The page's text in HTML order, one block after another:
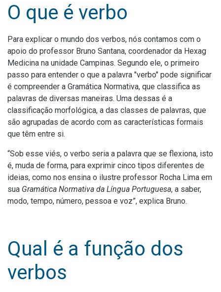
O que é verbo
Para explicar o mundo dos verbos, nós contamos com o
apoio do professor Bruno Santana, coordenador da Hexag
Medicina na unidade Campinas. Segundo ele, o primeiro
passo para entender o que a palavra "verbo" pode significar
é compreender a Gramática Normativa, que classifica as
palavras de diversas maneiras. Uma dessas é a
classificação morfológica, a das classes de palavras, que
são agrupadas de acordo com as características formais
que têm entre si.
“Sob esse viés, o verbo seria a palavra que se flexiona, isto
é, muda de forma, para exprimir cinco tipos diferentes de
ideias, como nos ensina o ilustre professor Rocha Lima em
sua Gramática Normativa da Língua Portuguesa, a saber,
modo, tempo, número, pessoa e voz”, explica Bruno.
Qual é a função dos
verbos